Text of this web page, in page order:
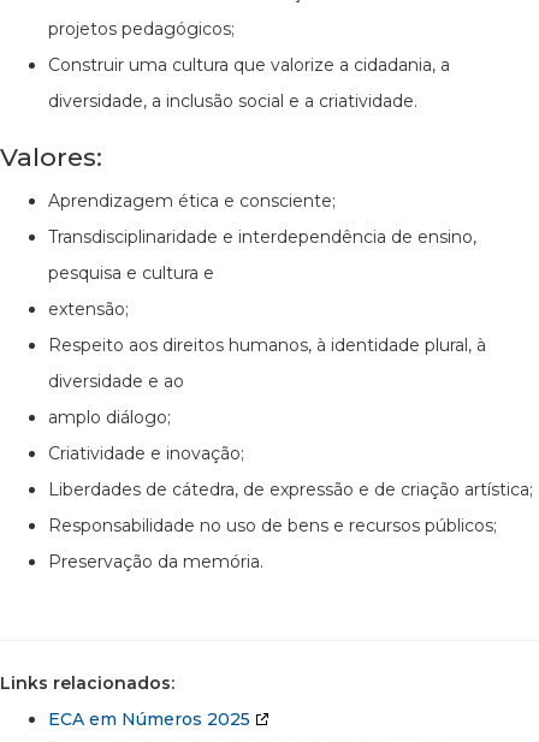
projetos pedagógicos;
Construir uma cultura que valorize a cidadania, a
diversidade, a inclusão social e a criatividade.
Valores:
Aprendizagem ética e consciente;
Transdisciplinaridade e interdependência de ensino,
pesquisa e cultura e
extensão;
Respeito aos direitos humanos, à identidade plural, à
diversidade e ao
amplo diálogo;
Criatividade e inovação;
Liberdades de cátedra, de expressão e de criação artística;
Responsabilidade no uso de bens e recursos públicos;
Preservação da memória.
Links relacionados:
ECA em Números 2025